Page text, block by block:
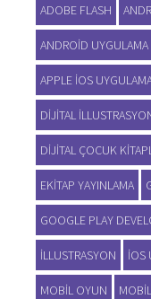
ADOBE FLASH
ANDROID UYGULAMA
APPLE IOS
DIJITAL
DIJITAL ÇOCUK
EKITAP YAYINLAMA
GOOGLE PLAY
ILLUSTRASYON IOS
MOBIL OYUN